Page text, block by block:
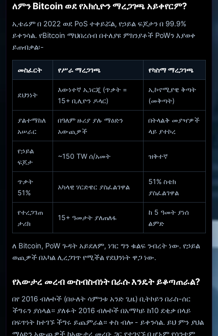
ለምን Bitcoin ወደ የአክሲዮን ማረጋገጫ አይቀየርም?
ኢቴሬም በ 2022 ወደ PoS ተቀይሯል, የኃይል ፍጆታን በ 99.9%
ይቀንሳል. የBitcoin ማህበረሰብ በተለያዩ ምክንያቶች PoWን እያወቀ
ይጠብቃል፡-
መስፈርት የሥራ ማረጋገጫ የካስማ ማረጋገጫ
ደህንነት
እውነተኛ ኢነርጂ (ጥቃት =
15+ ቢሊዮን ዶላር)
ኢኮኖሚያዊ ቅጣት
(መቅጣት)
ያልተማከለ
አሠራር
በዓለም ዙሪያ ያሉ ማዕድን
አውጪዎች
በትላልቅ መያዣዎች
ላይ ያተኮረ
የኃይል
ፍጆታ
~150 TW ሰ/አመት ዝቅተኛ
ጥቃት
51%
አካላዊ ሃርድዌር ያስፈልገዋል
51% ስቴክ
ያስፈልገዋል
የተረጋገጠ
ታሪክ
15+ ዓመታት ያለጠለፋ
ከ 5 ዓመት ያነሰ
ልምድ
ለ Bitcoin, PoW ጉዳት አይደለም, ነገር ግን ቁልፍ ንብረት ነው. የኃይል
ወጪዎች በአካል ሊረጋገጥ የሚችል የደህንነት ዋጋ ነው.
የአውታረ መረብ ውስብስብነት በራሱ እንዴት ይቆጣጠራል?
በየ 2016 ብሎኮች (በሁለት ሳምንቱ አንድ ጊዜ) ቢትኮይን በራስ-ሰር
ችግሩን ያሰላል። ያለፉት 2016 ብሎኮች በአማካይ ከ10 ደቂቃ በላይ
በፍጥነት ከተገኙ ችግሩ ይጨምራል። ቀስ ብሎ - ይቀንሳል. ይህ ምን ያህል
ማዕድን አውጪዎች ከአውታረ መረቡ ጋር የተገናኙ ቢሆኑም የሳንቲም